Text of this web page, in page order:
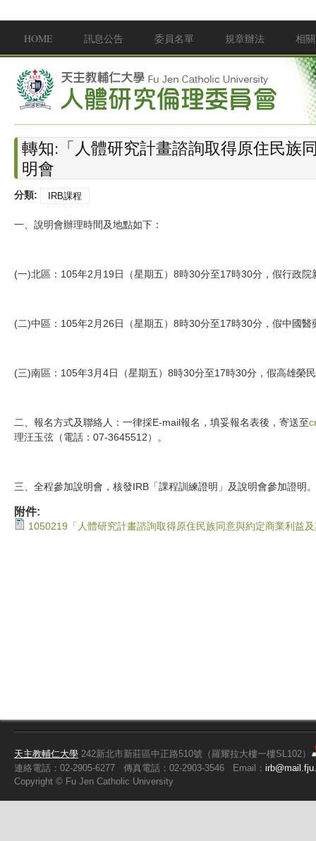
Main menu
HOME 訊息公告 委員名單 規章辦法 相
轉知:「人體研究計畫諮詢取得原住民族
明會
分類: IRB課程
一、說明會辦理時間及地點如下：
(一)北區：105年2月19日（星期五）8時30分至17時30分，假行政
(二)中區：105年2月26日（星期五）8時30分至17時30分，假中國
(三)南區：105年3月4日（星期五）8時30分至17時30分，假高雄榮
二、報名方式及聯絡人：一律採E-mail報名，填妥報名表後，寄送至
理汪玉弦（電話：07-3645512）。
三、全程參加說明會，核發IRB「課程訓練證明」及說明會參加證明。
附件:
1050219「人體研究計畫諮詢取得原住民族同意與約定商業利益
天主教輔仁大學 242新北市新莊區中正路510號（羅耀拉大樓一樓SL102）
連絡電話：02-2905-6277
傳真電話：02-2903-3546 Email：
Copyright © Fu Jen Catholic University